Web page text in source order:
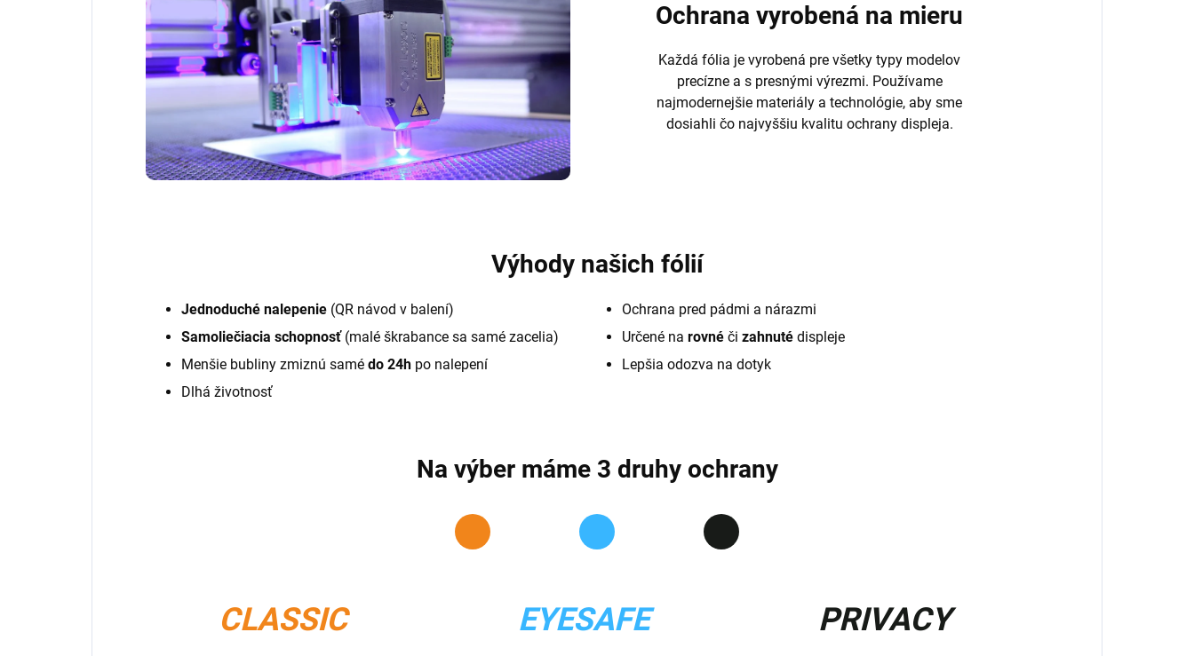
Ochrana vyrobená na mieru
Každá fólia je vyrobená pre všetky typy modelov
precízne a s presnými výrezmi. Používame
najmodernejšie materiály a technológie, aby sme
dosiahli čo najvyššiu kvalitu ochrany displeja.
Výhody našich fólií
Jednoduché nalepenie (QR návod v balení)
Samoliečiacia schopnosť(malé škrabance sa samé zacelia)
Menšie bubliny zmiznú samé do 24h po nalepení
Dlhá životnosť
Ochrana pred pádmi a nárazmi
Určené na rovné či zahnuté displeje
Lepšia odozva na dotyk
Na výber máme 3 druhy ochrany
CLASSIC EYESAFE PRIVACY